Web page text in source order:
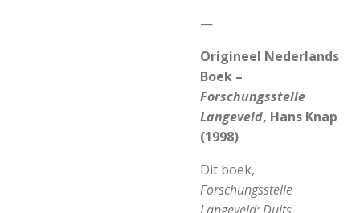
—
Origineel Nederlands
Boek –
Forschungsstelle
Langeveld, Hans Knap
(1998)
Dit boek,
Forschungsstelle